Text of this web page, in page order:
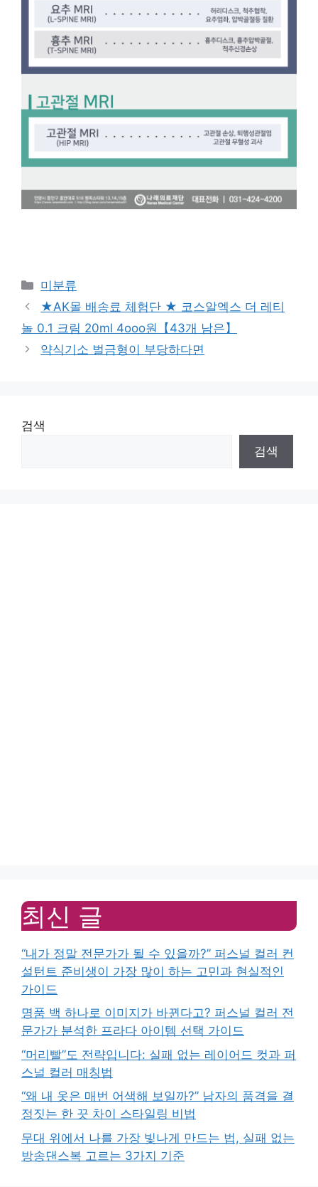
Categories
미분류
★AK몰 배송료 체험단 ★ 코스알엑스 더 레티
놀 0.1 크림 20ml 4ooo원【43개 남은】
약식기소 벌금형이 부당하다면
검색
검색
최신 글
“내가 정말 전문가가 될 수 있을까?” 퍼스널 컬러 컨
설턴트 준비생이 가장 많이 하는 고민과 현실적인
가이드
명품 백 하나로 이미지가 바뀐다고? 퍼스널 컬러 전
문가가 분석한 프라다 아이템 선택 가이드
“머리빨”도 전략입니다: 실패 없는 레이어드 컷과 퍼
스널 컬러 매칭법
“왜 내 옷은 매번 어색해 보일까?” 남자의 품격을 결
정짓는 한 끗 차이 스타일링 비법
무대 위에서 나를 가장 빛나게 만드는 법, 실패 없는
방송댄스복 고르는 3가지 기준